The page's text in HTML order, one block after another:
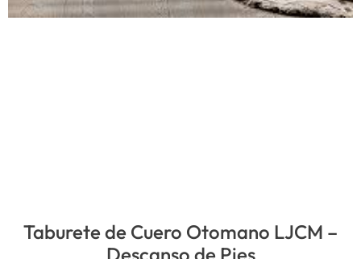
Taburete de Cuero Otomano LJCM –
Descanso de Pies